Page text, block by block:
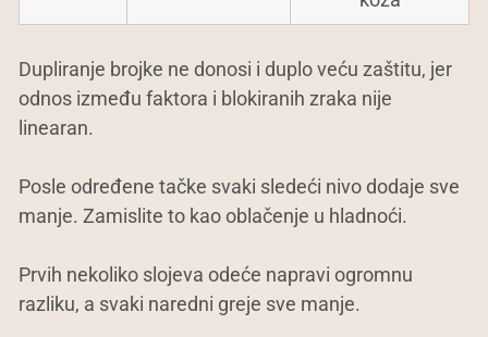
Dupliranje brojke ne donosi i duplo veću zaštitu, jer
odnos između faktora i blokiranih zraka nije
linearan.
Posle određene tačke svaki sledeći nivo dodaje sve
manje. Zamislite to kao oblačenje u hladnoći.
Prvih nekoliko slojeva odeće napravi ogromnu
razliku, a svaki naredni greje sve manje.